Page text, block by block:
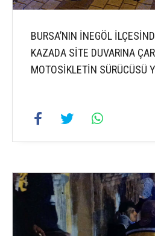
BURSA’NIN İNEGÖL
KAZADA SİTE DUVARINA
MOTOSİKLETİN SÜRÜCÜSÜ